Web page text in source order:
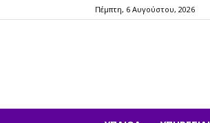
Πέμπτη, 6 Αυγούστου, 2026